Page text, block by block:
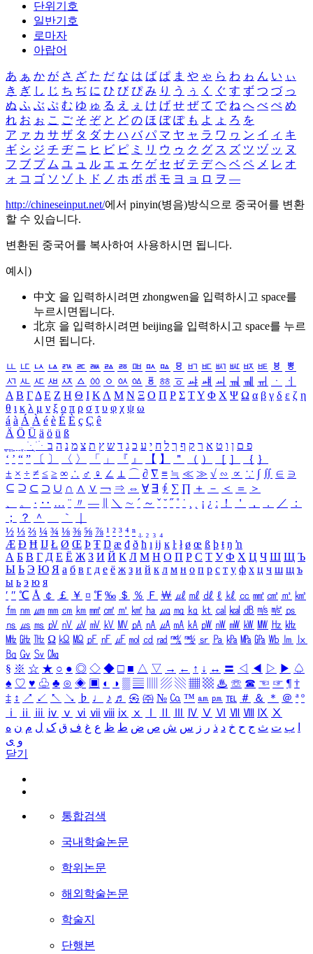
단위기호
일반기호
로마자
아랍어
あ ぁ か が さ ざ た だ な は ば ぱ ま や ゃ ら わ ゎ ん い ぃ
き ぎ し じ ち ぢ に ひ び ぴ み り う ぅ く ぐ す ず つ づ っ
ぬ ふ ぶ ぷ む ゆ ゅ る え ぇ け げ せ ぜ て で ね へ べ ぺ め
れ お ぉ こ ご そ ぞ と ど の ほ ぼ ぽ も よ ょ ろ を
ア ァ カ サ ザ タ ダ ナ ハ バ パ マ ヤ ャ ラ ワ ヮ ン イ ィ キ
ギ シ ジ チ ヂ ニ ヒ ビ ピ ミ リ ウ ゥ ク グ ス ズ ツ ヅ ッ ヌ
フ ブ プ ム ユ ュ ル エ ェ ケ ゲ セ ゼ テ デ ヘ ベ ペ メ レ オ
ォ コ ゴ ソ ゾ ト ド ノ ホ ボ ポ モ ヨ ョ ロ ヲ ―
http://chineseinput.net/에서 pinyin(병음)방식으로 중국어를 변환
할 수 있습니다.
변환된 중국어를 복사하여 사용하시면 됩니다.
예시)
中文 을 입력하시려면 zhongwen을 입력하시고 space를
누르시면됩니다.
北京 을 입력하시려면 beijing을 입력하시고 space를 누르
시면 됩니다.
ㅥ ㅦ ㅧ ㅨ ㅩ ㅪ ㅫ ㅬ ㅭ ㅮ ㅯ ㅰ ㅱ ㅲ ㅳ ㅴ ㅵ ㅶ ㅷ ㅸ
ㅹ
ㅺ ㅻ ㅼ ㅽ ㅾ ㅿ ㆀ ㆁ ㆂ ㆃ ㆄ ㆅ ㆆ ㆇ ㆈ ㆉ ㆊ ㆋ ㆌ ㆍ
ㆎ
Α Β ΓΔ Ε Ζ Η Θ Ι ΚΛ Μ Ν Ξ Ο Π Ρ Σ ΤΥ Φ Χ Ψ Ω α β γ δ ε ζ η
θ ι κ λ μ ν ξ ο π ρ σ τ υ φ χ ψ ω
á à Á À é è É È ç Ç ê
Ä Ö Ü ä ö ü ß
ִֶֹ ֻּ ׁׂ פ ם ן ו ט א ר ק ף ך ל ח י ע כ ג ד ש ץ ת צ מ נ ה ב
‘ ’ “ ” 〔 〕 〈 〉 「 」 『 』 【 】 ＂ （ ） ［ ］ ｛ ｝
± × ÷ ≠ ≤ ≥ ∞ ∴ ♂ ♀ ∠ ⊥ ⌒ ∂ ∇ ≡ ≒ ≪ ≫ √ ∽ ∝ ∵ ∫ ∬ ∈ ∋
⊆ ⊇ ⊂ ⊃ ∪ ∩ ∧ ∨ ￢ ⇒ ⇔ ∀ ∃ ∮ ∑ ∏ ＋ － ＜ ＝
＞
、
。 · ‥ … ¨ 〃 ― ＼ ∼ ´ ～ ˇ ˘ ˝ ˚ ˙ ¸ ¡ ¿ ː ！ ＇ ， ． ／
：
；
？ ＾ ｀
½ ⅓ ⅔ ¼ ¾ ⅛ ⅜ ⅝ ⅞ ¹ ² ³ ⁴ ⁿ ₁ ₂ ₃ ₄
Æ Ð Ħ Ĳ Ł Ø Œ Þ Ŧ Ŋ æ đ ð ħ ı ĳ ĸ ŀ ł ø œ ß þ ŧ ŋ ŉ
А Б В Г Д Е Ё Ж З И Й К Л М Н О П Р С Т У Ф Х Ц Ч Ш Щ Ъ
Ы Ь Э Ю Я а б в г д е ё ж з и й к л м н о п р с т у ф х ц ч ш щ ъ
ы ь э ю я
′ ″ ℃ Å ￠ ￡ ￥ ¤ ℉ ‰ ＄ ％ Ｆ ￦ ㎕ ㎖ ㎗ ℓ ㎘ ㏄ ㎣ ㎤ ㎥ ㎦
㎙ ㎚ ㎛ ㎜ ㎝ ㎞ ㎟ ㎠ ㎡ ㎢ ㏊ ㎍ ㎎ ㎏ ㏏ ㎈ ㎉ ㏈ ㎧ ㎨ ㎰
㎱ ㎲ ㎳ ㎴ ㎵ ㎶ ㎷ ㎸ ㎹ ㎀ ㎁ ㎂ ㎃ ㎄ ㎺ ㎻ ㎽ ㎾ ㎿ ㎐ ㎑
㎒ ㎓ ㎔ Ω ㏀ ㏁ ㎊ ㎋ ㎌ ㏖ ㏅ ㎭ ㎮ ㎯ ㏛ ㎩ ㎪ ㎫ ㎬ ㏝ ㏐
㏓
㏃ ㏉ ㏜ ㏆
§ ※ ☆ ★ ○ ● ◎ ◇ ◆ □ ■ △ ▽ → ← ↑ ↓ ↔ 〓 ◁ ◀ ▷ ▶ ♤
♠ ♡ ♥ ♧ ♣ ⊙ ◈ ▣ ◐ ◑ ▒ ▤ ▨ ▧ ▦ ▩ ♨ ☏ ☎ ☜ ☞ ¶ †
‡ ↕ ↗ ↙ ↖ ↘ ♭ ♩ ♪ ♬ ㉿ ㈜ № ㏇ ™ ㏂ ㏘ ℡ ＃ ＆ ＊ ＠ ª º
ⅰ
ⅱ ⅲ ⅳ ⅴ ⅵ ⅶ ⅷ ⅸ ⅹ Ⅳ Ⅴ Ⅵ Ⅶ Ⅷ Ⅸ Ⅹ
ب ت ث ج ح خ د ذ ر ز س ش ص ض ط ظ ع غ ف ق ک ل م ن ه
و ی
닫기
통합검색
국내학술논문
학위논문
해외학술논문
학술지
단행본